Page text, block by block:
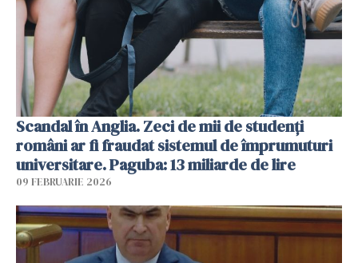
Scandal în Anglia. Zeci de mii de studenți
români ar fi fraudat sistemul de împrumuturi
universitare. Paguba: 13 miliarde de lire
09 FEBRUARIE 2026